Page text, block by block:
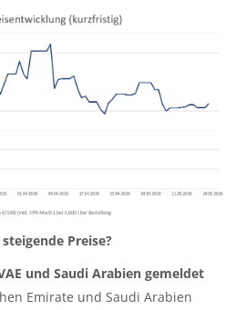
Preise?
und Saudi Arabien gemeldet
Emirate und Saudi Arabien